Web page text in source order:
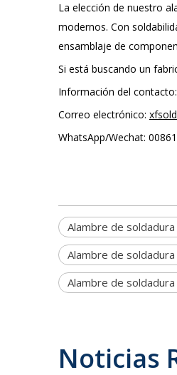
La elección de nuestro
modernos. Con
ensamblaje de
Si está buscando un
Información del contacto:
Correo electrónico:
WhatsApp/Wechat:
Alambre de
Alambre de
Alambre de
Noticias